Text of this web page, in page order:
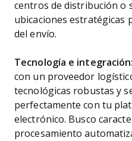
centros de distribución o
ubicaciones estratégicas
del envío.
Tecnología e integración
con un proveedor
tecnológicas robustas y
perfectamente con tu
electrónico. Busco
procesamiento